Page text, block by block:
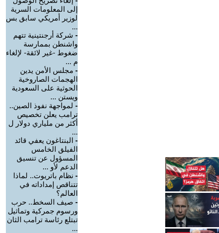
إلى المعلومات السرية
لوزير أمريكي سابق بس
...
- شركة أرجنتينية تتهم
واشنطن بممارسة
ضغوط -غير لائقة- لإلغاء
م ...
- مجلس الأمن يدين
الهجمات الصاروخية
الحوثية على السعودية
ويستن ...
- لمواجهة نفوذ الصين..
ترامب يعلن تخصيص
أكثر من ملياري دولار ل
...
- البنتاغون يعفي قائد
الفيلق الخامس
المسؤول عن تنسيق
الدعم لأو ...
- نظام باتريوت.. لماذا
تتناقص إمداداته في
العالم؟
- صيف السخط.. حرب
ورسوم جمركية وتماثيل
تبتلع رئاسة ترامب الثان
...